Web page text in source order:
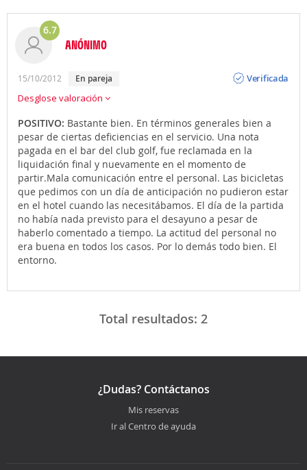
6.7
ANÓNIMO
15/10/2012 en pareja
Verificada
Desglose valoración
POSITIVO: Bastante bien. En términos generales bien a
pesar de ciertas deficiencias en el servicio. Una nota
pagada en el bar del club golf, fue reclamada en la
liquidación final y nuevamente en el momento de
partir.Mala comunicación entre el personal. Las bicicletas
que pedimos con un día de anticipación no pudieron estar
en el hotel cuando las necesitábamos. El día de la partida
no había nada previsto para el desayuno a pesar de
haberlo comentado a tiempo. La actitud del personal no
era buena en todos los casos. Por lo demás todo bien. El
entorno.
Total resultados: 2
¿Dudas? Contáctanos
Mis reservas
Ir al Centro de ayuda